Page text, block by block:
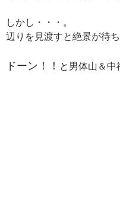
しかし・・・。
辺りを見渡すと絶景が待
ドーン！！ と男体山＆中